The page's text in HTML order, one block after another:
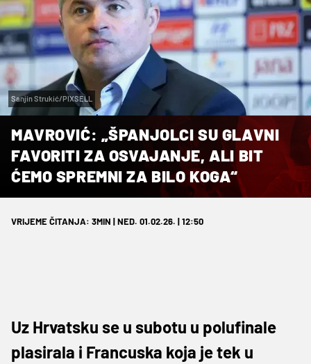
Sanjin Strukić/PIXSELL
MAVROVIĆ: „ŠPANJOLCI SU GLAVNI
FAVORITI ZA OSVAJANJE, ALI BIT
ĆEMO SPREMNI ZA BILO KOGA“
VRIJEME ČITANJA: 3MIN | NED. 01.02.26. | 12:50
Uz Hrvatsku se u subotu u polufinale
plasirala i Francuska koja je tek u